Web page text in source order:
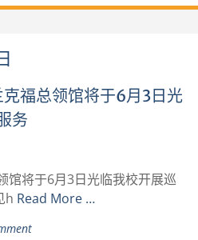
福总领馆将于6月3日光
务
馆将于6月3日光临我校开展巡
h Read More …